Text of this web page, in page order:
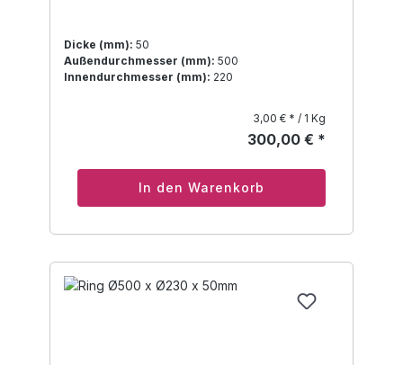
Dicke (mm): 50
Außendurchmesser (mm): 500
Innendurchmesser (mm): 220
3,00 € * / 1 Kg
300,00 € *
In den Warenkorb